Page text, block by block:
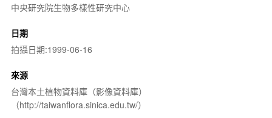
中央研究院生物多樣性研究中心
日期
拍攝日期:1999-06-16
來源
台灣本土植物資料庫（影像資料庫）
（http://taiwanflora.sinica.edu.tw/）